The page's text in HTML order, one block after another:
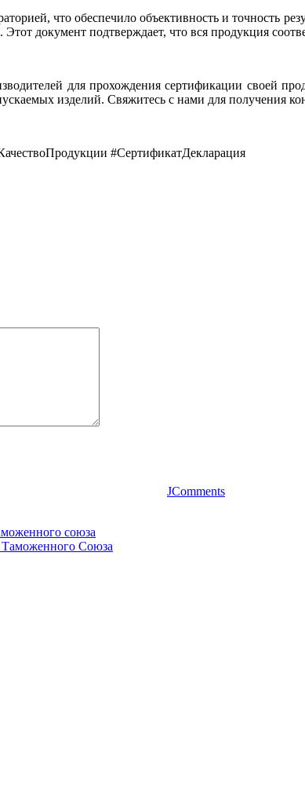
что обеспечило объективность и точность
документ подтверждает, что вся продукция
для прохождения сертификации своей
изделий. Свяжитесь с нами для получения
#СертификатДекларация
JComments
союза
Таможенного Союза